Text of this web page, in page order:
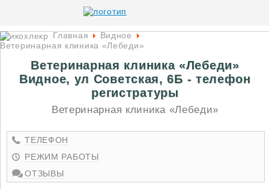
Главная
Видное
Ветеринарная клиника «Лебеди»
Ветеринарная клиника «Лебеди»
Видное, ул Советская, 6Б - телефон
регистратуры
Ветеринарная клиника «Лебеди»
ТЕЛЕФОН
РЕЖИМ РАБОТЫ
ОТЗЫВЫ